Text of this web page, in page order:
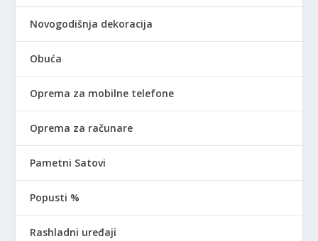
Novogodišnja dekoracija
Obuća
Oprema za mobilne telefone
Oprema za računare
Pametni Satovi
Popusti %
Rashladni uređaji